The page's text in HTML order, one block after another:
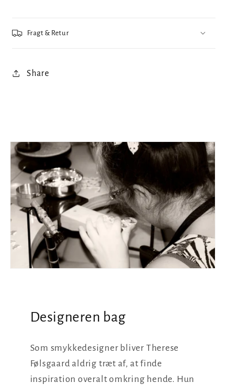
Fragt & Retur
Share
Designeren bag
Som smykkedesigner bliver Therese
Følsgaard aldrig træt af, at finde
inspiration overalt omkring hende. Hun